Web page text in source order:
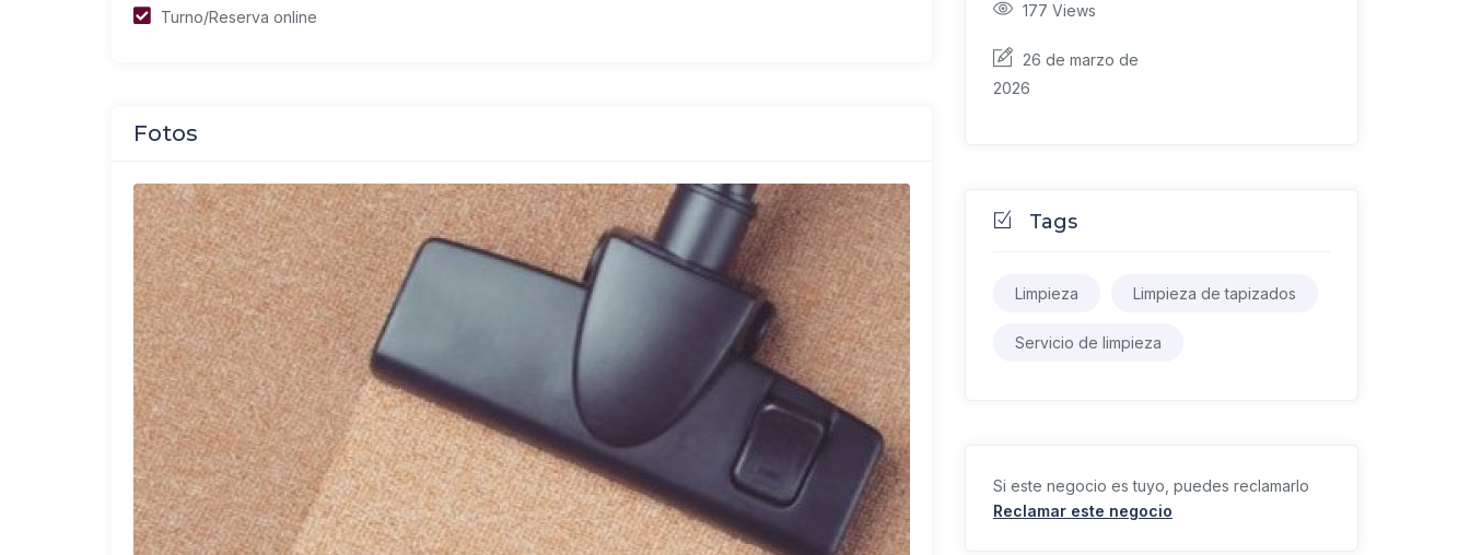
Turno/Reserva online
Fotos
177 Views
26 de marzo de
2026
Tags
Limpieza Limpieza de tapizados
Servicio de limpieza
Si este negocio es tuyo, puedes reclamarlo
Reclamar este negocio